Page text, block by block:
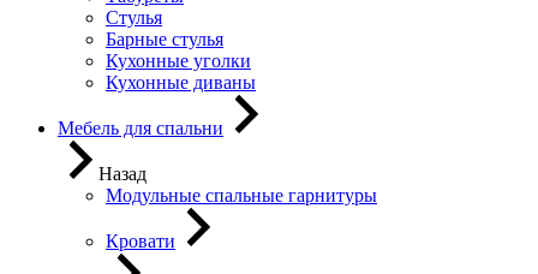
Стулья
Барные стулья
Кухонные уголки
Кухонные диваны
Мебель для спальни
Назад
Модульные спальные гарнитуры
Кровати